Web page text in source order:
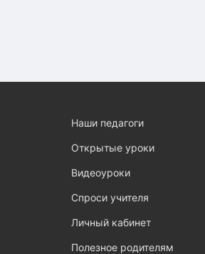
Наши педагоги
Открытые уроки
Видеоуроки
Спроси учителя
Личный кабинет
Полезное родителям